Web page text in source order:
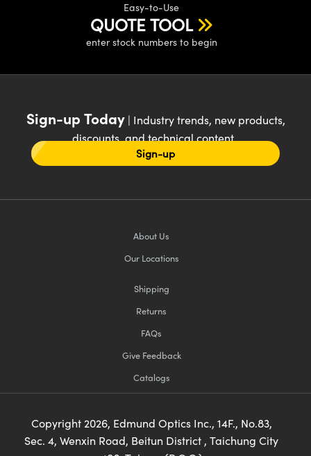
Easy-to-Use
QUOTE TOOL
enter stock numbers to begin
Sign-up Today| Industry trends, new products,
discounts, and technical content
Sign-up
About Us
Our Locations
Shipping
Returns
FAQs
Give Feedback
Catalogs
Copyright 2026, Edmund Optics Inc., 14F., No.83,
Sec. 4, Wenxin Road, Beitun District , Taichung City